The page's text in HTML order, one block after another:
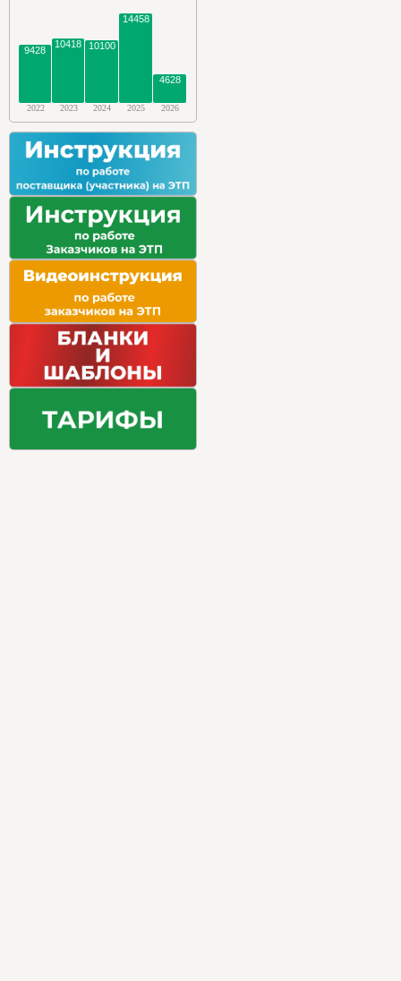
9428
10418 10100
14458
4628
2022 2023 2024 2025 2026